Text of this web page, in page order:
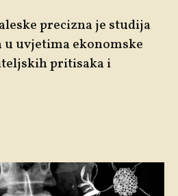
precizna je studija
u uvjetima ekonomske
pritisaka i